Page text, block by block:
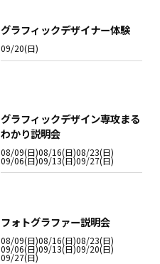
グラフィックデザイナー体験
09/20(日)
グラフィックデザイン専攻まる
わかり説明会
08/09(日)08/16(日)08/23(日)
09/06(日)09/13(日)09/27(日)
フォトグラファー説明会
08/09(日)08/16(日)08/23(日)
09/06(日)09/13(日)09/20(日)
09/27(日)